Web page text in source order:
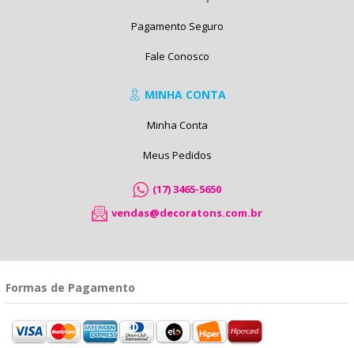
Pagamento Seguro
Fale Conosco
MINHA CONTA
Minha Conta
Meus Pedidos
(17) 3465-5650
vendas@decoratons.com.br
Formas de Pagamento